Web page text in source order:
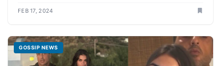
FEB 17, 2024
GOSSIP NEWS